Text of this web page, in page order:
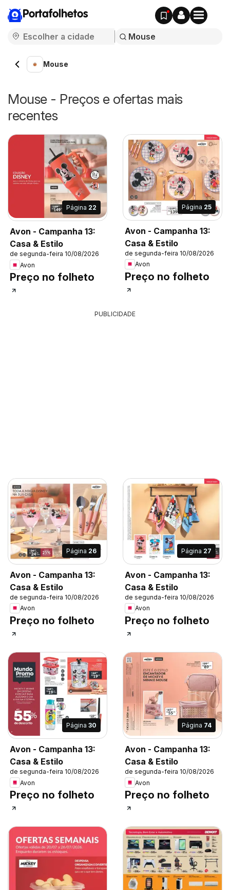
Portafolhetos
Mouse
Mouse - Preços e ofertas mais
recentes
Página 22
Avon - Campanha 13:
Casa & Estilo
de segunda-feira 10/08/2026
Avon
Preço no folheto
Página 25
Avon - Campanha 13:
Casa & Estilo
de segunda-feira 10/08/2026
Avon
Preço no folheto
PUBLICIDADE
Página 26
Avon - Campanha 13:
Casa & Estilo
de segunda-feira 10/08/2026
Avon
Preço no folheto
Página 27
Avon - Campanha 13:
Casa & Estilo
de segunda-feira 10/08/2026
Avon
Preço no folheto
Página 30
Avon - Campanha 13:
Casa & Estilo
de segunda-feira 10/08/2026
Avon
Preço no folheto
Página 74
Avon - Campanha 13:
Casa & Estilo
de segunda-feira 10/08/2026
Avon
Preço no folheto